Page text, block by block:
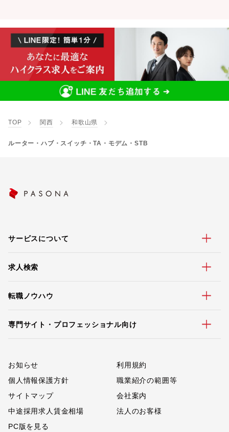
TOP 関西 和歌山県
ルーター・ハブ・スイッチ・TA・モデム・STB
サービスについて
求人検索
転職ノウハウ
専門サイト・プロフェッショナル向け
お知らせ
利用規約
個人情報保護方針
職業紹介の範囲等
サイトマップ
会社案内
中途採用求人賃金相場
法人のお客様
PC版を見る